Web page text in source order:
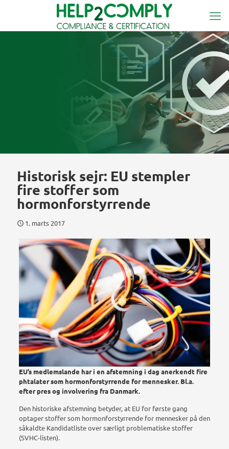
Historisk sejr: EU stempler
fire stoffer som
hormonforstyrrende
1. marts 2017
EU’s medlemslande har i en afstemning i dag anerkendt fire
phtalater som hormonforstyrrende for mennesker. Bl.a.
efter pres og involvering fra Danmark.
Den historiske afstemning betyder, at EU for første gang
optager stoffer som hormonforstyrrende for mennesker på den
såkaldte Kandidatliste over særligt problematiske stoffer
(SVHC-listen).